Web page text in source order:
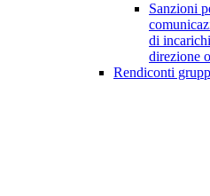
Sanzioni
di
direzione
Rendiconti